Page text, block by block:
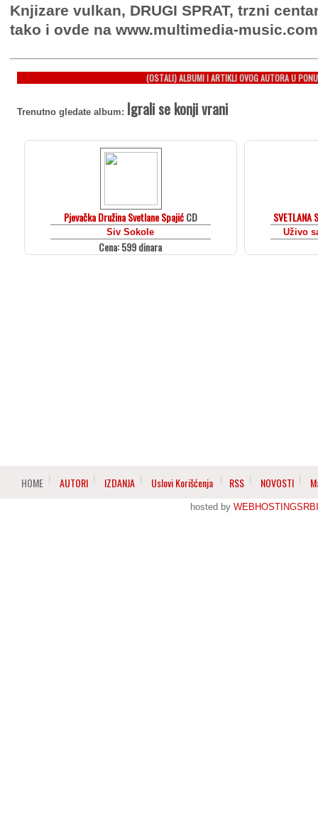
Knjizare vulkan, DRUGI SPRAT, trzni
tako i ovde na www.multimedia-
(OSTALI) ALBUMI I ARTIKLI OVOG AUTORA U
Trenutno gledate album: Igrali se konji vrani
Pjevačka Družina Svetlane SpajićCD
Siv Sokole
Cena: 599 dinara
SVETLANA
Uživo
HOME AUTORI IZDANJA Uslovi Korišćenja RSS NOVOSTI
hosted by